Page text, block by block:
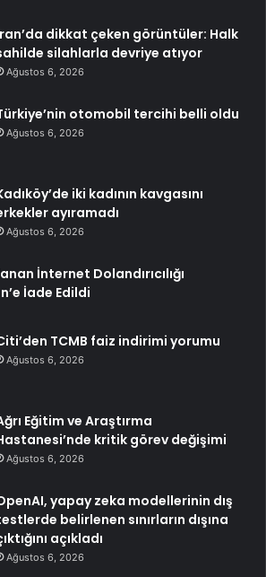
dikkat çeken görüntüler: Halk
silahlarla devriye atıyor
Ağustos 6, 2026
otomobil tercihi belli oldu
Ağustos 6, 2026
iki kadının kavgasını
ayıramadı
Ağustos 6, 2026
İnternet Dolandırıcılığı
İade Edildi
TCMB faiz indirimi yorumu
Ağustos 6, 2026
Eğitim ve Araştırma
kritik görev değişimi
Ağustos 6, 2026
yapay zeka modellerinin dış
belirlenen sınırların dışına
açıkladı
Ağustos 6, 2026